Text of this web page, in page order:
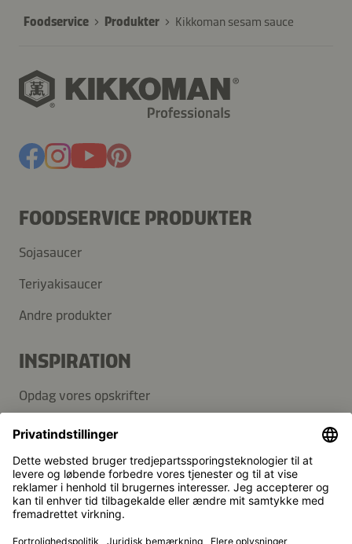
Foodservice Produkter Kikkoman sesam sauce
FOODSERVICE PRODUKTER
Sojasaucer
Teriyakisaucer
Andre produkter
INSPIRATION
Opdag vores opskrifter
Blog
SUPPORT
Kontakt
FAQ